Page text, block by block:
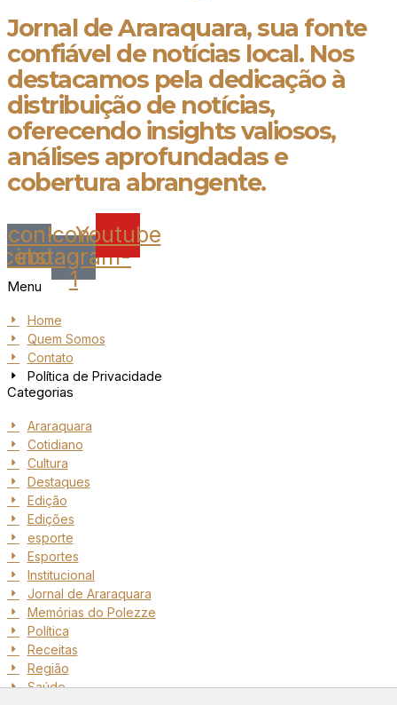
Jornal de Araraquara, sua fonte
confiável de notícias local. Nos
destacamos pela dedicação à
distribuição de notícias,
oferecendo insights valiosos,
análises aprofundadas e
cobertura abrangente.
Icon-Icon-
instagram-
1
Youtube
Menu
Home
Quem Somos
Contato
Política de Privacidade
Categorias
Araraquara
Cotidiano
Cultura
Destaques
Edição
Edições
esporte
Esportes
Institucional
Jornal de Araraquara
Memórias do Polezze
Política
Receitas
Região
Saúde